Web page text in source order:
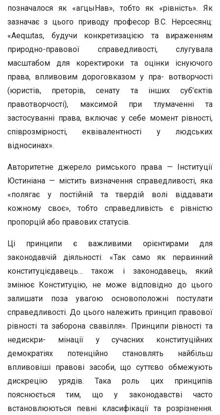
позначалося як «агцыНав», тобто як «рівність». Як
зазначає з цього приводу професор В.С. Нерсесянц:
«Aeqшtas, будучи конкретизацією та вираженням
природно-правової справедливості, слугувала
масштабом для коректироки та оцінки існуючого
права, впливовим дороговказом у пра- вотворчості
(юристів, преторів, сенату та інших суб’єктів
правотворчості), максимой при тлумаченні та
застосуванні права, включає у себе момент рівності,
співрозмірності, еквівалентності у людських
відносинах».
Авторитетне джерело римського права — Інституції
Юстиніана — містить визначення справедливості, яка
«полягає у постійній та твердій волі віддавати
кожному своє», тобто справедливість є рівністю
пропорцій або правових статусів.
Ці принципи є важливими орієнтирами для
законодавчій діяльності: «Так само як первинний
конституцієдавець… також і законодавець, який
змінює Конституцію, не може відповідно до цього
залишати поза увагою основоположні постулати
справедливості. До цього належить принцип правової
рівності та заборона свавілля». Принципи рівності та
недискри- мінації у сучасних конституційних
демократіях потенційно становлять найбільш
впливовіші правові засоби, що суттєво обмежують
дискрецію урядів. Така роль цих принципів
пояснюється тим, що у законодавстві часто
встановлюються певні класифікації та розрізнення.